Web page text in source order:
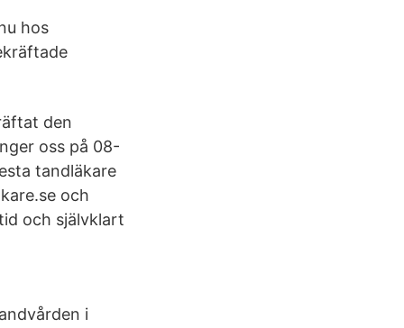
hos
den
oss på 08-
tandläkare
och
och självklart
i